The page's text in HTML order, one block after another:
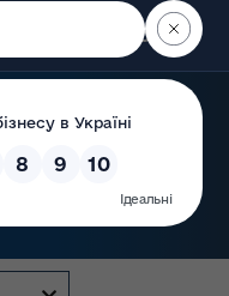
Пошук